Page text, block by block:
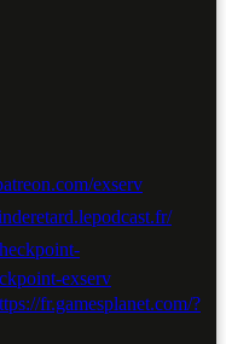
exserv
exserv
fr.gamesplanet.com/?